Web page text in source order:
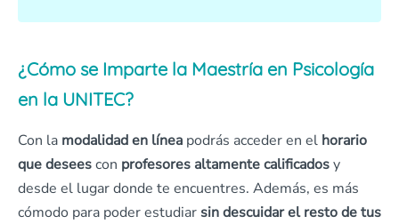
¿Cómo se Imparte la Maestría en Psicología
en la UNITEC?
Con la modalidaden línea podrás acceder en el horario
que deseescon profesores altamentecalificadosy
desde el lugar donde te encuentres. Además, es más
cómodo para poder estudiarsin descuidar el resto de tus